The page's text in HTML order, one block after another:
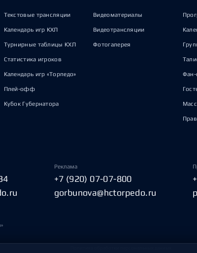
Текстовые трансляции
Календарь игр КХЛ
Турнирные таблицы КХЛ
Статистика игроков
Календарь игр «Торпедо»
Плей-офф
Кубок Губернатора
Видеоматериалы
Видеотрансляции
Фотогалерея
Фан-
Реклама
+7 (920) 07-07-800
gorbunova@hctorpedo.ru